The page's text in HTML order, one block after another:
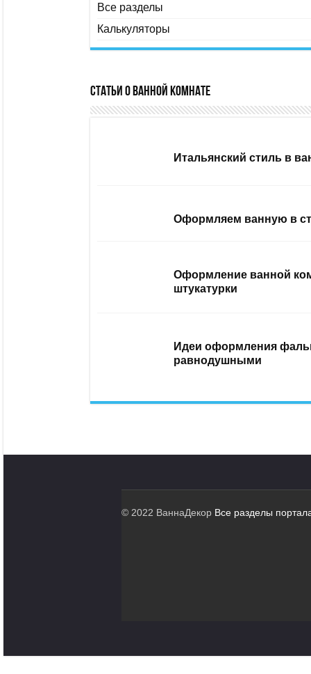
Все разделы
Калькуляторы
Статьи о ванной комнате
Итальянский стиль в
Оформляем ванную в
Оформление ванной
штукатурки
Идеи оформления
равнодушными
© 2022 ВаннаДекор Все разделы